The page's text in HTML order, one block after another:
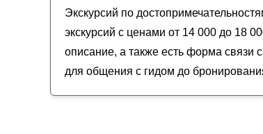
Активный отдых
Гора Индюк: треккинг и пейзажи с
Экскурсий по
экскурсий с ценами от 14 000 до 18
описание, а также есть форма связи
для общения с гидом до